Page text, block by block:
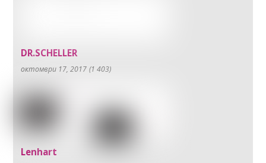
DR.SCHELLER
октомври 17, 2017 (1 403)
Lenhart